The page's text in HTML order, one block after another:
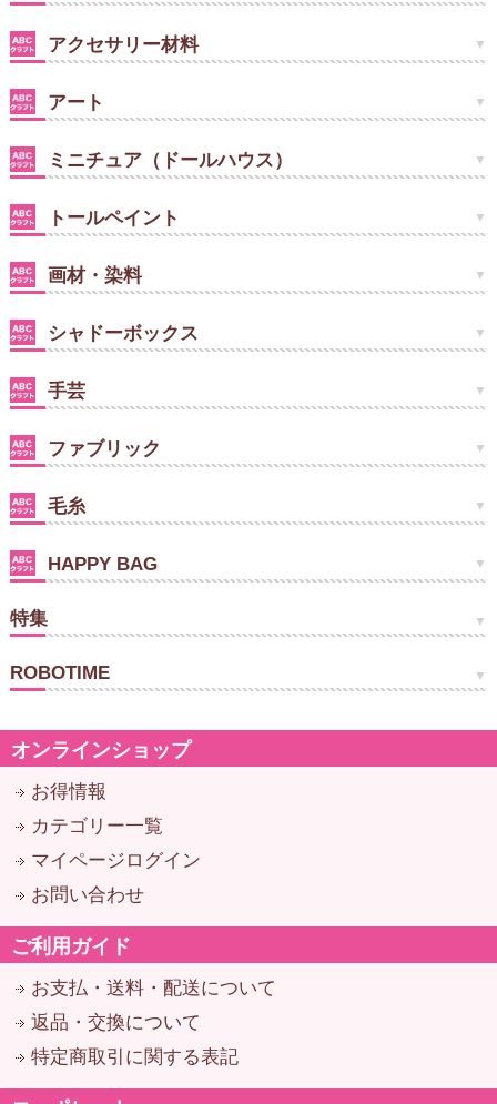
アクセサリー材料
アート
ミニチュア（ドールハウス）
トールペイント
画材・染料
シャドーボックス
手芸
ファブリック
毛糸
HAPPY BAG
特集
ROBOTIME
オンラインショップ
お得情報
カテゴリー一覧
マイページログイン
お問い合わせ
ご利用ガイド
お支払・送料・配送について
返品・交換について
特定商取引に関する表記